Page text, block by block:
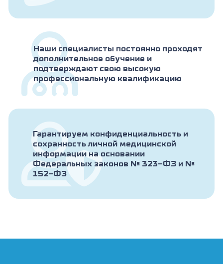
Наши специалисты постоянно проходят
дополнительное обучение и
подтверждают свою высокую
профессиональную квалификацию
Гарантируем конфиденциальность и
сохранность личной медицинской
информации на основании
Федеральных законов № 323-ФЗ и №
152-ФЗ